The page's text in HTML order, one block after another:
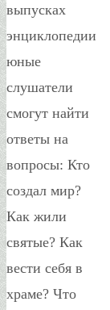
выпусках
энциклопедии
юные
слушатели
смогут найти
ответы на
вопросы: Кто
создал мир?
Как жили
святые? Как
вести себя в
храме? Что